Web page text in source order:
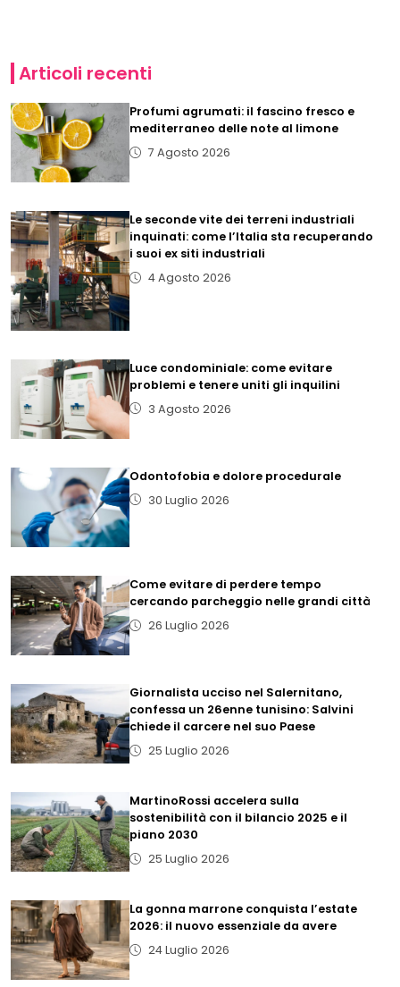
Articoli recenti
Profumi agrumati: il fascino fresco e
mediterraneo delle note al limone
7 Agosto 2026
Le seconde vite dei terreni industriali
inquinati: come l’Italia sta recuperando
i suoi ex siti industriali
4 Agosto 2026
Luce condominiale: come evitare
problemi e tenere uniti gli inquilini
3 Agosto 2026
Odontofobia e dolore procedurale
30 Luglio 2026
Come evitare di perdere tempo
cercando parcheggio nelle grandi città
26 Luglio 2026
Giornalista ucciso nel Salernitano,
confessa un 26enne tunisino: Salvini
chiede il carcere nel suo Paese
25 Luglio 2026
MartinoRossi accelera sulla
sostenibilità con il bilancio 2025 e il
piano 2030
25 Luglio 2026
La gonna marrone conquista l’estate
2026: il nuovo essenziale da avere
24 Luglio 2026